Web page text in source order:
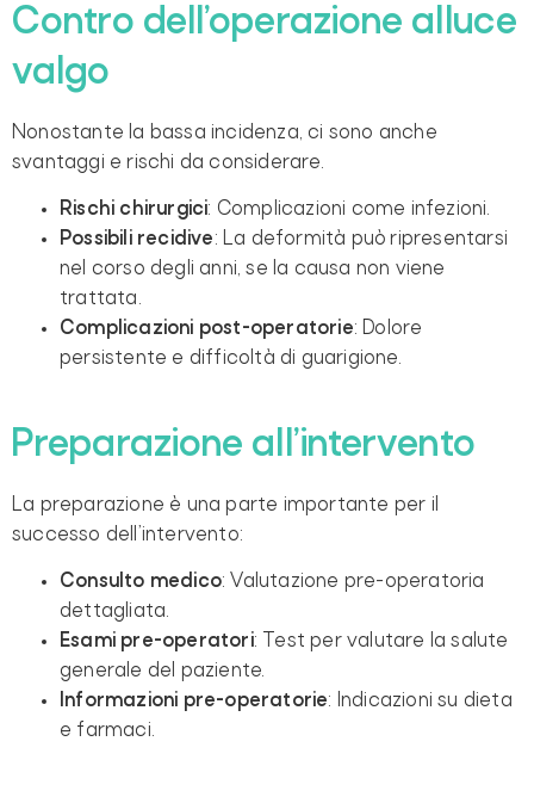
Contro dell’operazione alluce
valgo
Nonostante la bassa incidenza, ci sono anche
svantaggi e rischi da considerare.
Rischi chirurgici: Complicazioni come infezioni.
Possibili recidive: La deformità può ripresentarsi
nel corso degli anni, se la causa non viene
trattata.
Complicazioni post-operatorie: Dolore
persistente e difficoltà di guarigione.
Preparazione all’intervento
La preparazione è una parte importante per il
successo dell’intervento:
Consulto medico: Valutazione pre-operatoria
dettagliata.
Esami pre-operatori: Test per valutare la salute
generale del paziente.
Informazioni pre-operatorie: Indicazioni su dieta
e farmaci.